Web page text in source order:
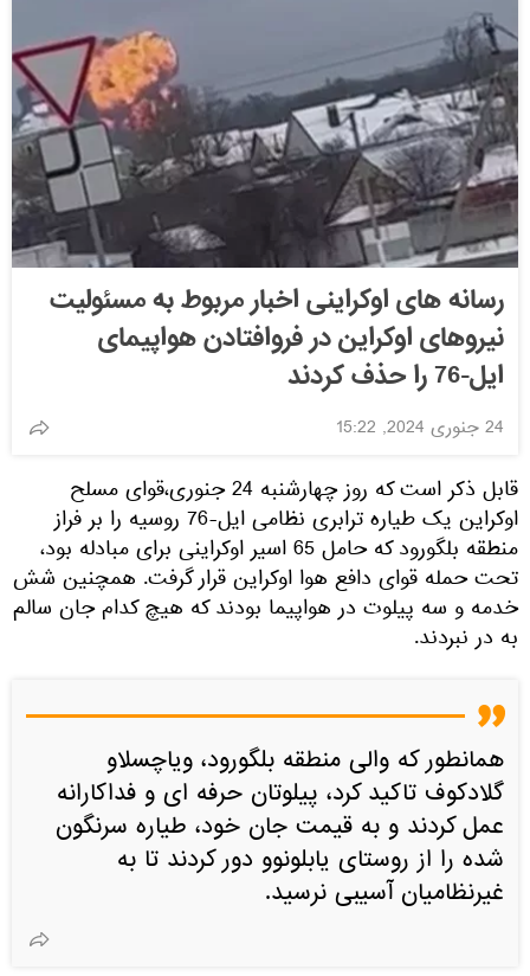
رسانه های اوکراینی اخبار مربوط به مسئولیت
نیروهای اوکراین در فروافتادن هواپیمای
ایل-76 را حذف کردند
24 جنوری 2024, 15:22
قابل ذکر است که روز چهارشنبه 24 جنوری،قوای مسلح
اوکراین یک طیاره ترابری نظامی ایل-76 روسیه را بر فراز
منطقه بلگورود که حامل 65 اسیر اوکراینی برای مبادله بود،
تحت حمله قوای دافع هوا اوکراین قرار گرفت. همچنین شش
خدمه و سه پیلوت در هواپیما بودند که هیچ کدام جان سالم
به در نبردند.
همانطور که والی منطقه بلگورود، ویاچسلاو
گلادکوف تاکید کرد، پیلوتان حرفه ای و فداکارانه
عمل کردند و به قیمت جان خود، طیاره سرنگون
شده را از روستای یابلونوو دور کردند تا به
غیرنظامیان آسیبی نرسید.